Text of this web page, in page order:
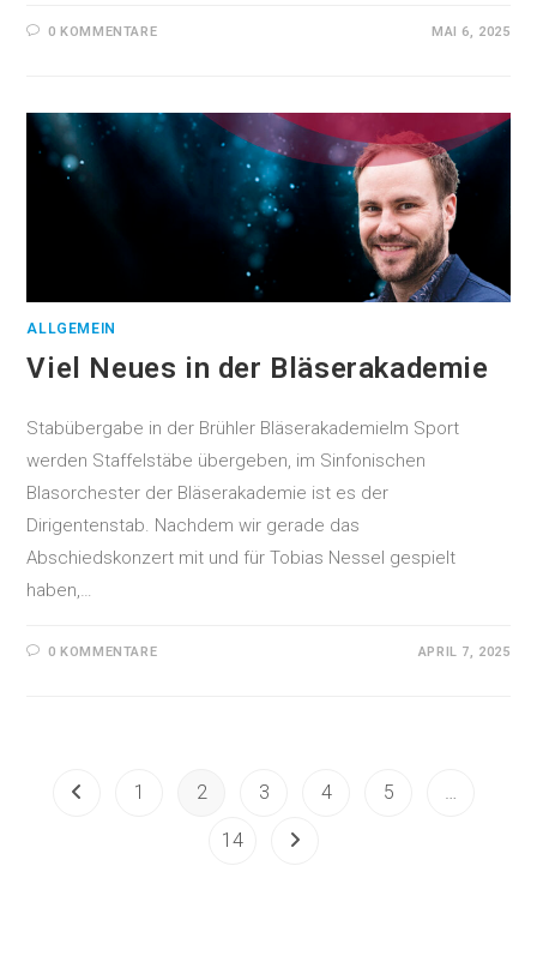
0 KOMMENTARE MAI 6, 2025
ALLGEMEIN
Viel Neues in der Bläserakademie
Stabübergabe in der Brühler BläserakademieIm Sport
werden Staffelstäbe übergeben, im Sinfonischen
Blasorchester der Bläserakademie ist es der
Dirigentenstab. Nachdem wir gerade das
Abschiedskonzert mit und für Tobias Nessel gespielt
haben,…
0 KOMMENTARE APRIL 7, 2025
1 2 3 4 5 …
14